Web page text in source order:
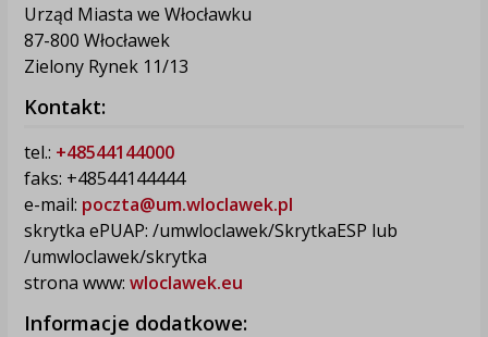
Urząd Miasta we Włocławku
87-800 Włocławek
Zielony Rynek 11/13
Kontakt:
tel.: +48544144000
faks: +48544144444
e-mail: poczta@um.wloclawek.pl
skrytka ePUAP: /umwloclawek/SkrytkaESP lub
/umwloclawek/skrytka
strona www: wloclawek.eu
Informacje dodatkowe: